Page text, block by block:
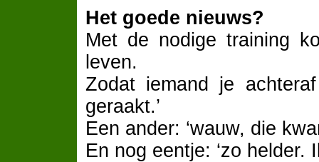
Het goede nieuws?
Met de nodige training
leven.
Zodat iemand je
geraakt.’
Een ander: ‘wauw, die
En nog eentje: ‘zo helder.